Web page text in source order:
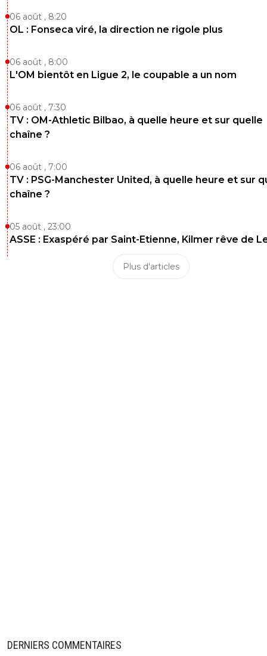
06 août , 8:20
OL : Fonseca viré, la direction ne rigole plus
06 août , 8:00
L'OM bientôt en Ligue 2, le coupable a un nom
06 août , 7:30
TV : OM-Athletic Bilbao, à quelle heure et sur quelle
chaîne ?
06 août , 7:00
TV : PSG-Manchester United, à quelle heure et sur
chaîne ?
05 août , 23:00
ASSE : Exaspéré par Saint-Etienne, Kilmer rêve de
Plus d'articles
DERNIERS COMMENTAIRES